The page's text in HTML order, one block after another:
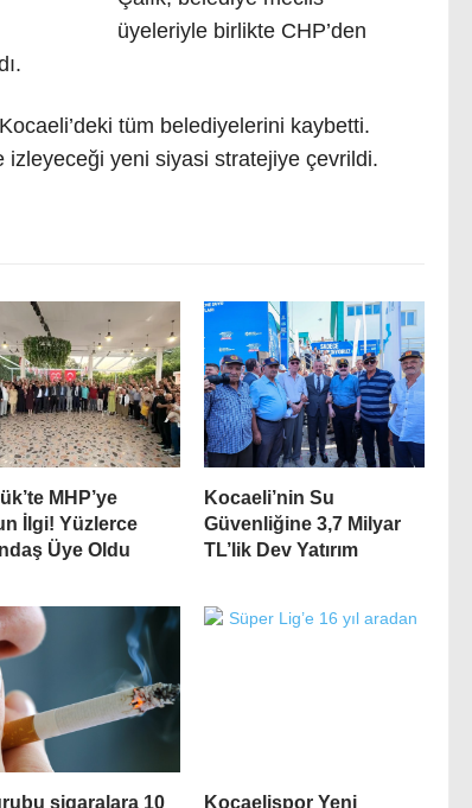
üyeleriyle birlikte CHP’den
tüm belediyelerini kaybetti.
izleyeceği yeni siyasi stratejiye çevrildi.
MHP’ye
İlgi! Yüzlerce
Üye Oldu
Kocaeli’nin Su
Güvenliğine 3,7 Milyar
TL’lik Dev Yatırım
sigaralara 10 Kocaelispor Yeni